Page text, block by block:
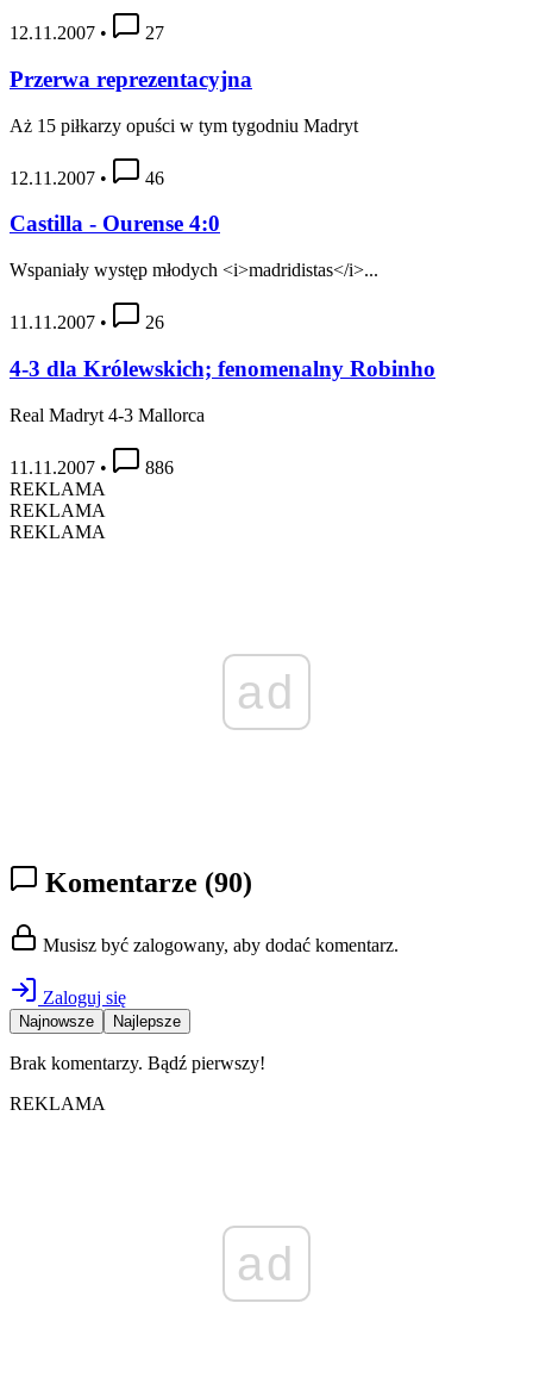
12.11.2007 • 27
Przerwa reprezentacyjna
Aż 15 piłkarzy opuści w tym tygodniu Madryt
12.11.2007 • 46
Castilla - Ourense 4:0
Wspaniały występ młodych <i>madridistas</i>...
11.11.2007 • 26
4-3 dla Królewskich; fenomenalny Robinho
Real Madryt 4-3 Mallorca
11.11.2007 •
886
REKLAMA
REKLAMA
REKLAMA
ad
Komentarze (90)
Musisz być zalogowany, aby dodać komentarz.
Zaloguj się
Najnowsze Najlepsze
Brak komentarzy. Bądź pierwszy!
REKLAMA
ad